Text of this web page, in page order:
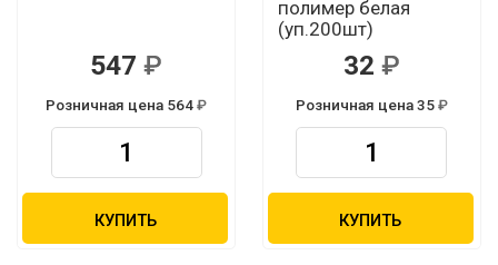
547
Розничная цена 564
КУПИТЬ
полимер белая
(уп.200шт)
32
Розничная цена 35
КУПИТЬ